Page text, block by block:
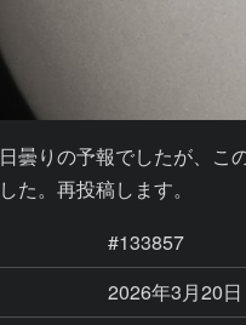
曇りの予報でしたが、こ
た。再投稿します。
#133857
2026年3月20